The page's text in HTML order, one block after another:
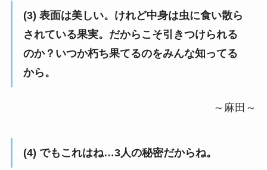
(3) 表面は美しい。けれど中身は虫に食い散ら
されている果実。だからこそ引きつけられる
のか？いつか朽ち果てるのをみんな知ってる
から。
～麻田～
(4) でもこれはね…3人の秘密だからね。